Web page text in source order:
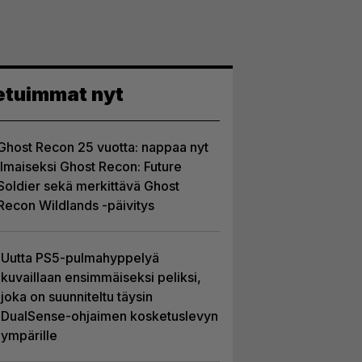
nyt
Recon 25 vuotta: nappaa nyt
Ghost Recon: Future
sekä merkittävä Ghost
Wildlands -päivitys
Uutta PS5-pulmahyppelyä
kuvaillaan ensimmäiseksi peliksi,
joka on suunniteltu täysin
DualSense-ohjaimen kosketuslevyn
ympärille